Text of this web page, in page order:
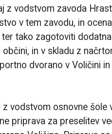
z vodstvom zavoda
v tem zavodu, in
tako zagotoviti
in v skladu z
dvorano v Voličini
vodstvom osnovne šole
priprava za preselitev